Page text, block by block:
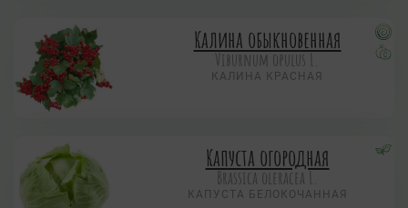
Калина обыкновенная
Viburnum opulus L.
КАЛИНА КРАСНАЯ
Капуста огородная
Brassica oleracea L.
КАПУСТА БЕЛОКОЧАННАЯ